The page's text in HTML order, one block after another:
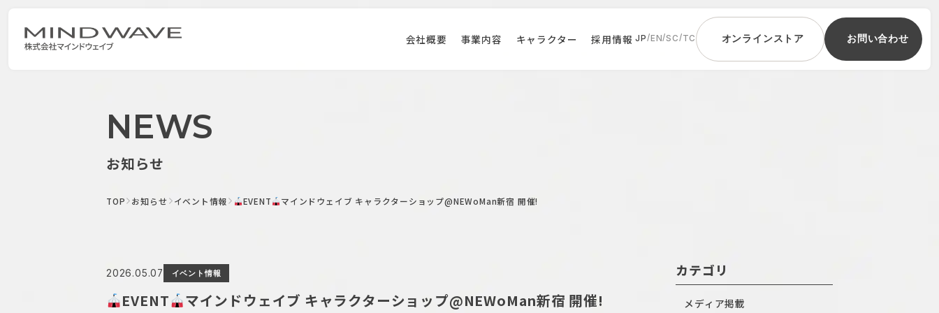
会社概要 事業内容 キャラクター 採用情報 JP/ EN/SC/TC オンラインストア お問い合わせ
NEWS
お知らせ
TOP お知らせ イベント情報 EVENT マインドウェイブ キャラクターショップ@NEWoMan新宿 開催!
2026.05.07 イベント情報
EVENT マインドウェイブ キャラクターショップ@NEWoMan新宿 開催!
カテゴリ
メディア掲載